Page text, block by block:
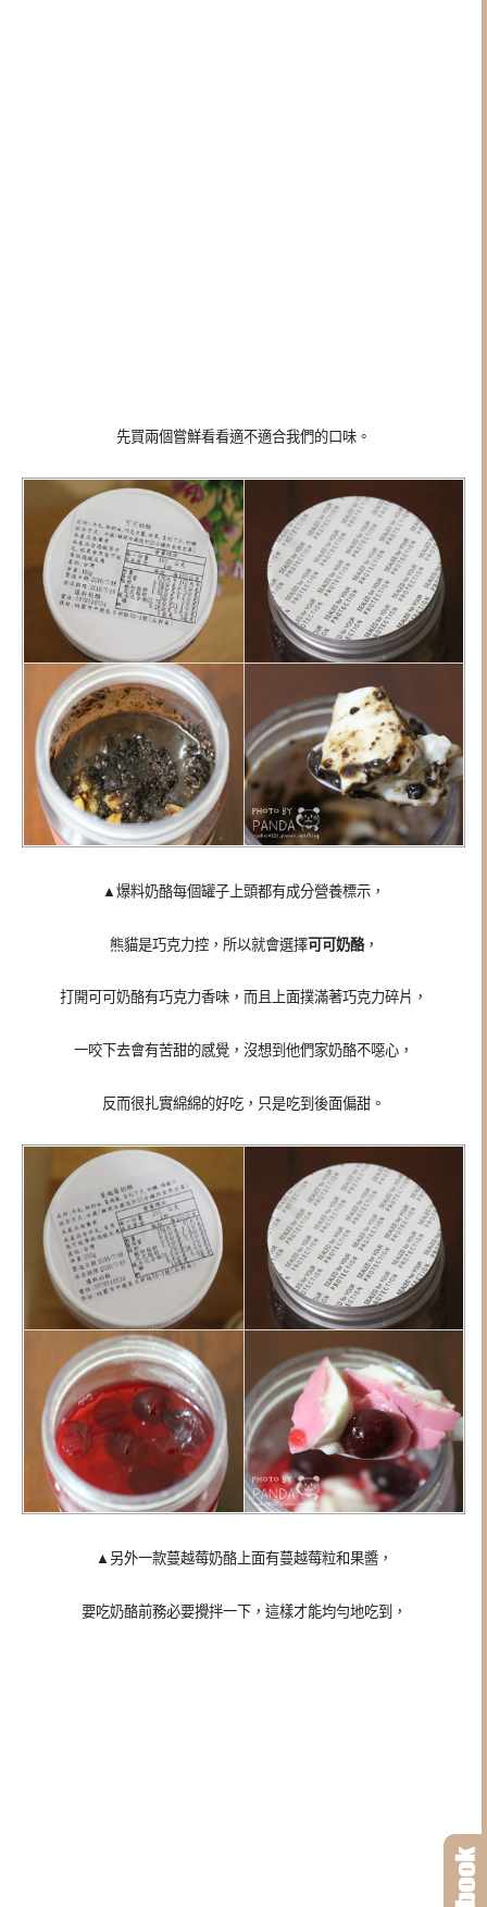
先買兩個嘗鮮看看適不適合我們的口味。
▲爆料奶酪每個罐子上頭都有成分營養標示，
熊貓是巧克力控，所以就會選擇可可奶酪，
打開可可奶酪有巧克力香味，而且上面撲滿著巧克力碎片，
一咬下去會有苦甜的感覺，沒想到他們家奶酪不噁心，
反而很扎實綿綿的好吃，只是吃到後面偏甜。
▲另外一款蔓越莓奶酪上面有蔓越莓粒和果醬，
要吃奶酪前務必要攪拌一下，這樣才能均勻地吃到，